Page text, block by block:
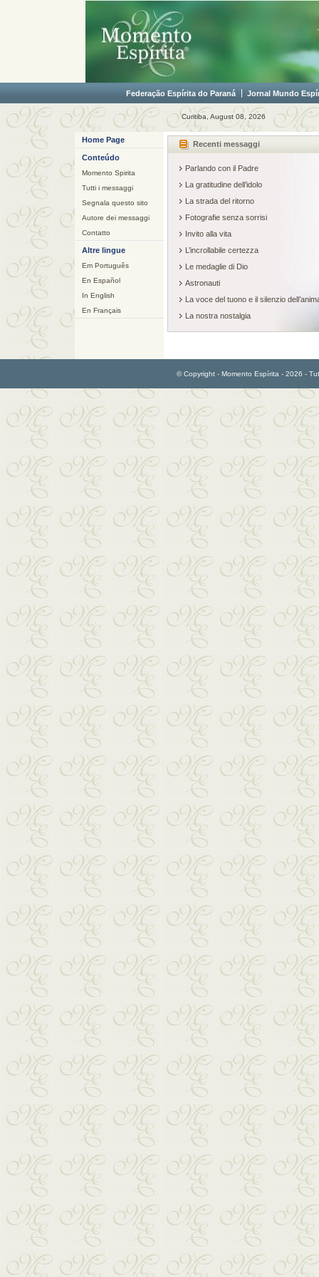
Federação Espírita do Paraná Jornal Mundo
Curitiba, August 08, 2026
Home Page
Conteúdo
Momento Spirita
Tutti i messaggi
Segnala questo sito
Autore dei messaggi
Contatto
Altre lingue
Em Português
En Español
In English
En Français
Recenti messaggi
Parlando con il Padre
La gratitudine dell’idolo
La strada del ritorno
Fotografie senza sorrisi
Invito alla vita
L’incrollabile certezza
Le medaglie di Dio
Astronauti
La voce del tuono e il silenzio
La nostra nostalgia
© Copyright - Momento Espírita - 2026 -